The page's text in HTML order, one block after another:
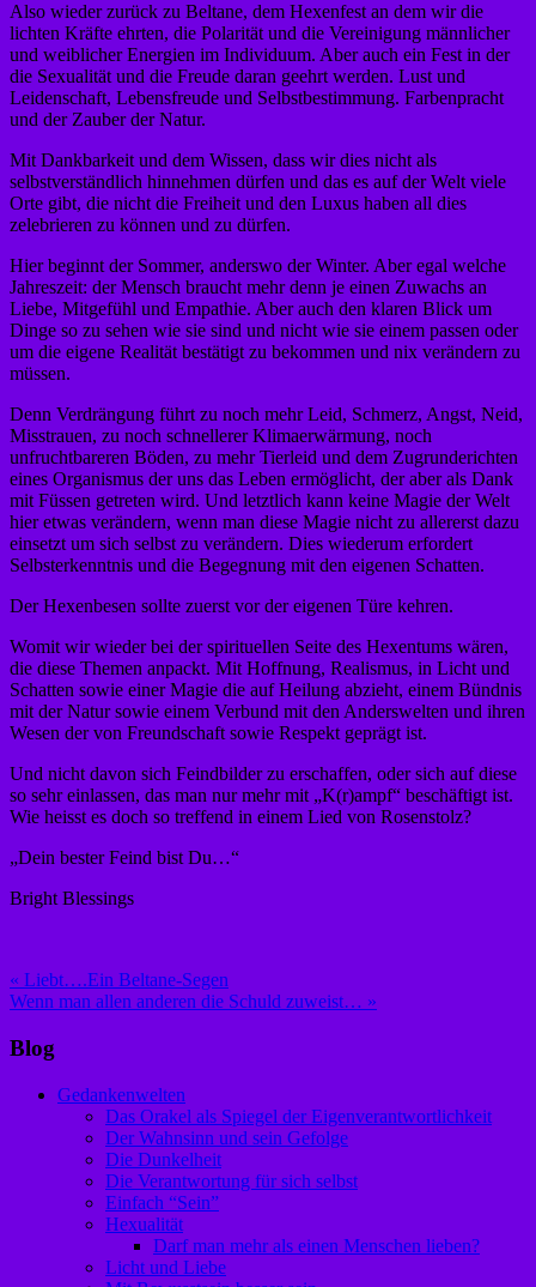
Also wieder zurück zu Beltane, dem Hexenfest an dem wir die
lichten Kräfte ehrten, die Polarität und die Vereinigung männlicher
und weiblicher Energien im Individuum. Aber auch ein Fest in der
die Sexualität und die Freude daran geehrt werden. Lust und
Leidenschaft, Lebensfreude und Selbstbestimmung. Farbenpracht
und der Zauber der Natur.
Mit Dankbarkeit und dem Wissen, dass wir dies nicht als
selbstverständlich hinnehmen dürfen und das es auf der Welt viele
Orte gibt, die nicht die Freiheit und den Luxus haben all dies
zelebrieren zu können und zu dürfen.
Hier beginnt der Sommer, anderswo der Winter. Aber egal welche
Jahreszeit: der Mensch braucht mehr denn je einen Zuwachs an
Liebe, Mitgefühl und Empathie. Aber auch den klaren Blick um
Dinge so zu sehen wie sie sind und nicht wie sie einem passen oder
um die eigene Realität bestätigt zu bekommen und nix verändern zu
müssen.
Denn Verdrängung führt zu noch mehr Leid, Schmerz, Angst, Neid,
Misstrauen, zu noch schnellerer Klimaerwärmung, noch
unfruchtbareren Böden, zu mehr Tierleid und dem Zugrunderichten
eines Organismus der uns das Leben ermöglicht, der aber als Dank
mit Füssen getreten wird. Und letztlich kann keine Magie der Welt
hier etwas verändern, wenn man diese Magie nicht zu allererst dazu
einsetzt um sich selbst zu verändern. Dies wiederum erfordert
Selbsterkenntnis und die Begegnung mit den eigenen Schatten.
Der Hexenbesen sollte zuerst vor der eigenen Türe kehren.
Womit wir wieder bei der spirituellen Seite des Hexentums wären,
die diese Themen anpackt. Mit Hoffnung, Realismus, in Licht und
Schatten sowie einer Magie die auf Heilung abzieht, einem Bündnis
mit der Natur sowie einem Verbund mit den Anderswelten und ihren
Wesen der von Freundschaft sowie Respekt geprägt ist.
Und nicht davon sich Feindbilder zu erschaffen, oder sich auf diese
so sehr einlassen, das man nur mehr mit „K(r)ampf“ beschäftigt ist.
Wie heisst es doch so treffend in einem Lied von Rosenstolz?
„Dein bester Feind bist Du…“
Bright Blessings
Beitragsnavigation
« Liebt….Ein Beltane-Segen
Wenn man allen anderen die Schuld zuweist… »
Blog
Gedankenwelten
Das Orakel als Spiegel der Eigenverantwortlichkeit
Der Wahnsinn und sein Gefolge
Die Dunkelheit
Die Verantwortung für sich selbst
Einfach “Sein”
Hexualität
Darf man mehr als einen Menschen lieben?
Licht und Liebe